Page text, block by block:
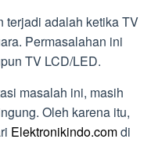
terjadi adalah ketika TV
Permasalahan ini
TV LCD/LED.
masalah ini, masih
Oleh karena itu,
Elektronikindo.comdi